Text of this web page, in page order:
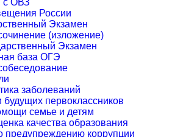
России
Экзамен
(изложение)
Экзамен
база ОГЭ
заболеваний
будущих первоклассников
семье и детям
качества образования
предупреждению коррупции